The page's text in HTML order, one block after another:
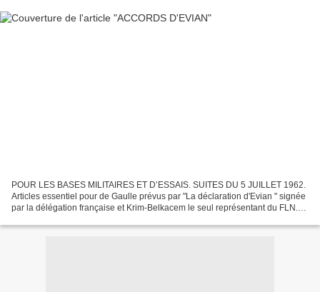
POUR LES BASES MILITAIRES ET D’ESSAIS. SUITES DU 5 JUILLET 1962.
Articles essentiel pour de Gaulle prévus par "La déclaration d'Evian " signée
par la délégation française et Krim-Belkacem le seul représentant du FLN.